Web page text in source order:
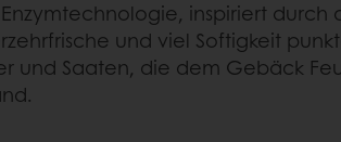
inspiriert durch
und viel Softigkeit
und Saaten, die dem Gebäck